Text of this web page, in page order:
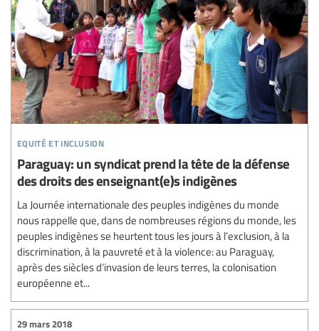
equité et inclusion
Paraguay: un syndicat prend la tête de la défense
des droits des enseignant(e)s indigènes
La Journée internationale des peuples indigènes du monde
nous rappelle que, dans de nombreuses régions du monde, les
peuples indigènes se heurtent tous les jours à l’exclusion, à la
discrimination, à la pauvreté et à la violence: au Paraguay,
après des siècles d’invasion de leurs terres, la colonisation
européenne et...
29 mars 2018